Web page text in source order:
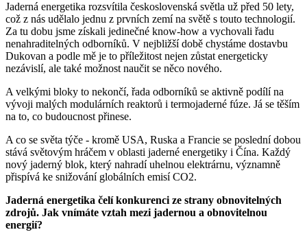
Jaderná energetika rozsvítila československá světla už před 50 lety,
což z nás udělalo jednu z prvních zemí na světě s touto technologií.
Za tu dobu jsme získali jedinečné know-how a vychovali řadu
nenahraditelných odborníků. V nejbližší době chystáme dostavbu
Dukovan a podle mě je to příležitost nejen zůstat energeticky
nezávislí, ale také možnost naučit se něco nového.
A velkými bloky to nekončí, řada odborníků se aktivně podílí na
vývoji malých modulárních reaktorů i termojaderné fúze. Já se těším
na to, co budoucnost přinese.
A co se světa týče - kromě USA, Ruska a Francie se poslední dobou
stává světovým hráčem v oblasti jaderné energetiky i Čína. Každý
nový jaderný blok, který nahradí uhelnou elektrárnu, významně
přispívá ke snižování globálních emisí CO2.
Jaderná energetika čelí konkurenci ze strany obnovitelných
zdrojů. Jak vnímáte vztah mezi jadernou a obnovitelnou
energií?